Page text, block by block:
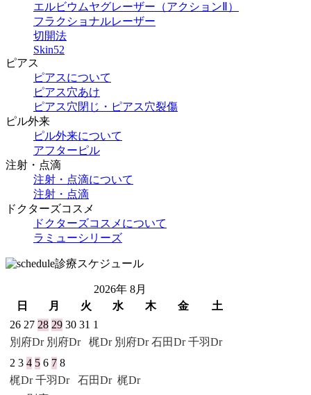
エルビウムヤグレーザー（アクションⅡ）
フラクショナルレーザー
切開法
Skin52
ピアス
ピアスについて
ピアス穴あけ
ピアス穴閉じ・ピアス穴裂傷
ピル外来
ピル外来について
アフターピル
注射・点滴
注射・点滴について
注射・点滴
ドクターズコスメ
ドクターズコスメについて
ラミューシリーズ
診療スケジュール
2026年 8月
日
月 火 水 木 金
土
26 27 28 29 30 31 1
別府Dr 別府Dr 梶Dr 別府Dr 石田Dr 千羽Dr
2 3 4 5 6 7 8
梶Dr 千羽Dr 石田Dr 梶Dr